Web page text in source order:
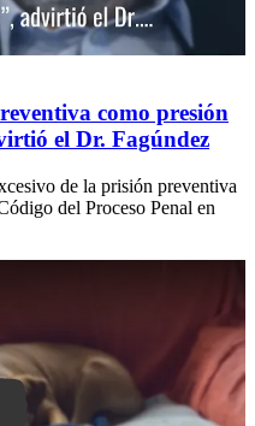
como presión
el Dr. Fagúndez
de la prisión preventiva
del Proceso Penal en
Rolo, el perro que salvó la vida